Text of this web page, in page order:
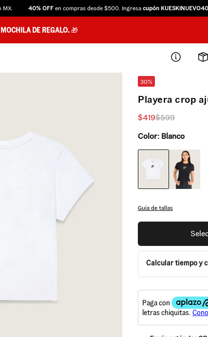
40% OFFen compras desde $500. Ingresacupón KUESKINUEVO40
MOCHILA DE REGALO.🎁
30%
Playera crop
$419$599
Color: Blanco
Guía de tallas
Calcular tiempo y